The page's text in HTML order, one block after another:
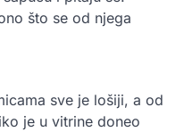
što se od njega
sve je lošiji, a od
je u vitrine doneo